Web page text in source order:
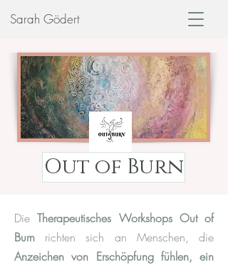
Sarah Gödert
Out of Burn
DieTherapeutisches Workshops Out of
Burn richten sich an Menschen, die
Anzeichen von Erschöpfung fühlen, ein